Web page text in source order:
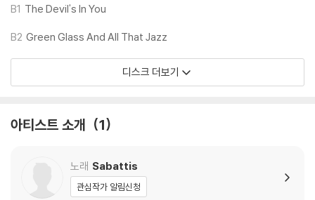
3) 일본 제작 LP는 대부분 겉비닐이 밀봉되어 있지 않습니다.
※ 재생 불량
1) 침압 조절 기능이 없는 턴테이블을 사용하시는 경우, (주로 올인원 형태
기기 문제로 인해 발생하는 재생 불량 현상에 대해서는 반품/교환이 불가
2) 디스크는 정전기와 먼지로 인해 재생이 원활하지 않은 경우가 있습니
다. 전용 제품으로 이를 제거하면 대부분 해결됩니다.
3) 바늘에 먼지가 쌓이는 경우에도 재생이 원활하지 않을 수 있습니다.
B1 The Devil's In You
B2 Green Glass And All That Jazz
디스크 더보기
아티스트 소개 1
노래 Sabattis
관심작가 알림신청